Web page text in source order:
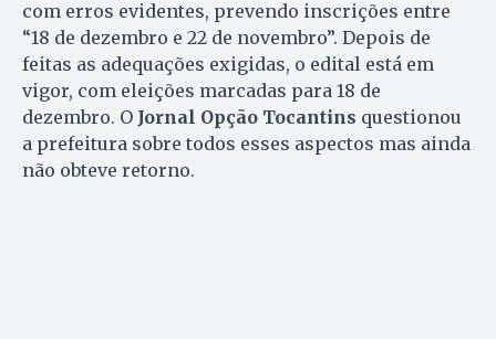
com erros evidentes, prevendo inscrições entre
“18 de dezembro e 22 de novembro”. Depois de
feitas as adequações exigidas, o edital está em
vigor, com eleições marcadas para 18 de
dezembro. O Jornal Opção Tocantins questionou
a prefeitura sobre todos esses aspectos mas ainda
não obteve retorno.